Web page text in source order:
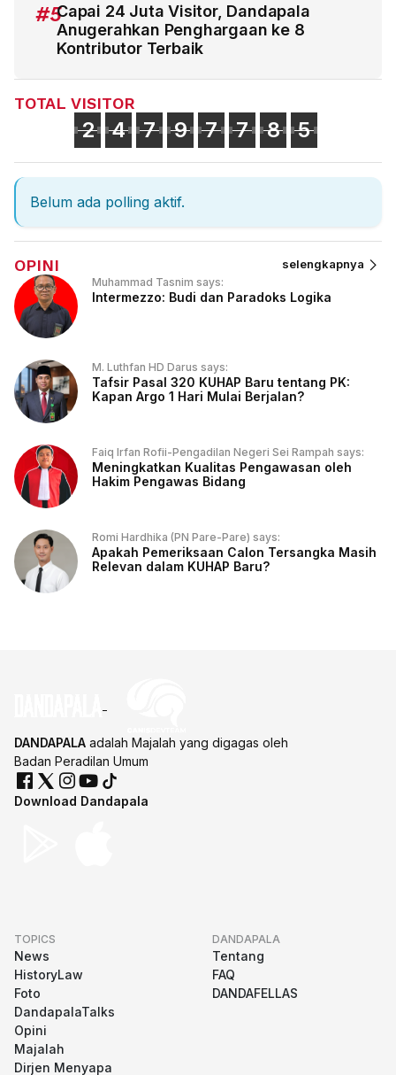
#5Capai 24 Juta Visitor, Dandapala
Anugerahkan Penghargaan ke 8
Kontributor Terbaik
TOTAL VISITOR
2 4 7 9 7 7 8 5
Belum ada polling aktif.
OPINI selengkapnya
Muhammad Tasnim says:
Intermezzo: Budi dan Paradoks Logika
M. Luthfan HD Darus says:
Tafsir Pasal 320 KUHAP Baru tentang PK:
Kapan Argo 1 Hari Mulai Berjalan?
Faiq Irfan Rofii-Pengadilan Negeri Sei Rampah says:
Meningkatkan Kualitas Pengawasan oleh
Hakim Pengawas Bidang
Romi Hardhika (PN Pare-Pare) says:
Apakah Pemeriksaan Calon Tersangka Masih
Relevan dalam KUHAP Baru?
DANDAPALA adalah Majalah yang digagas oleh
Badan Peradilan Umum
Download Dandapala
TOPICS
News
HistoryLaw
Foto
DandapalaTalks
Opini
Majalah
Dirjen Menyapa
DANDAPALA
Tentang
FAQ
DANDAFELLAS